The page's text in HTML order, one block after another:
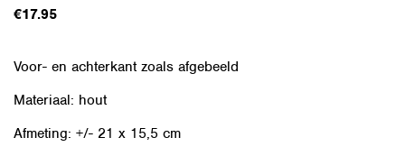
€17.95
Voor- en achterkant zoals afgebeeld
Materiaal: hout
Afmeting: +/- 21 x 15,5 cm